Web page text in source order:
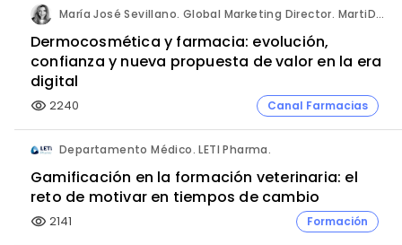
María José Sevillano. Global Marketing Director. MartiDerm.
Dermocosmética y farmacia: evolución,
confianza y nueva propuesta de valor en la era
digital
visibility 2240 Canal Farmacias
Departamento Médico. LETI Pharma.
Gamificación en la formación veterinaria: el
reto de motivar en tiempos de cambio
visibility 2141 Formación